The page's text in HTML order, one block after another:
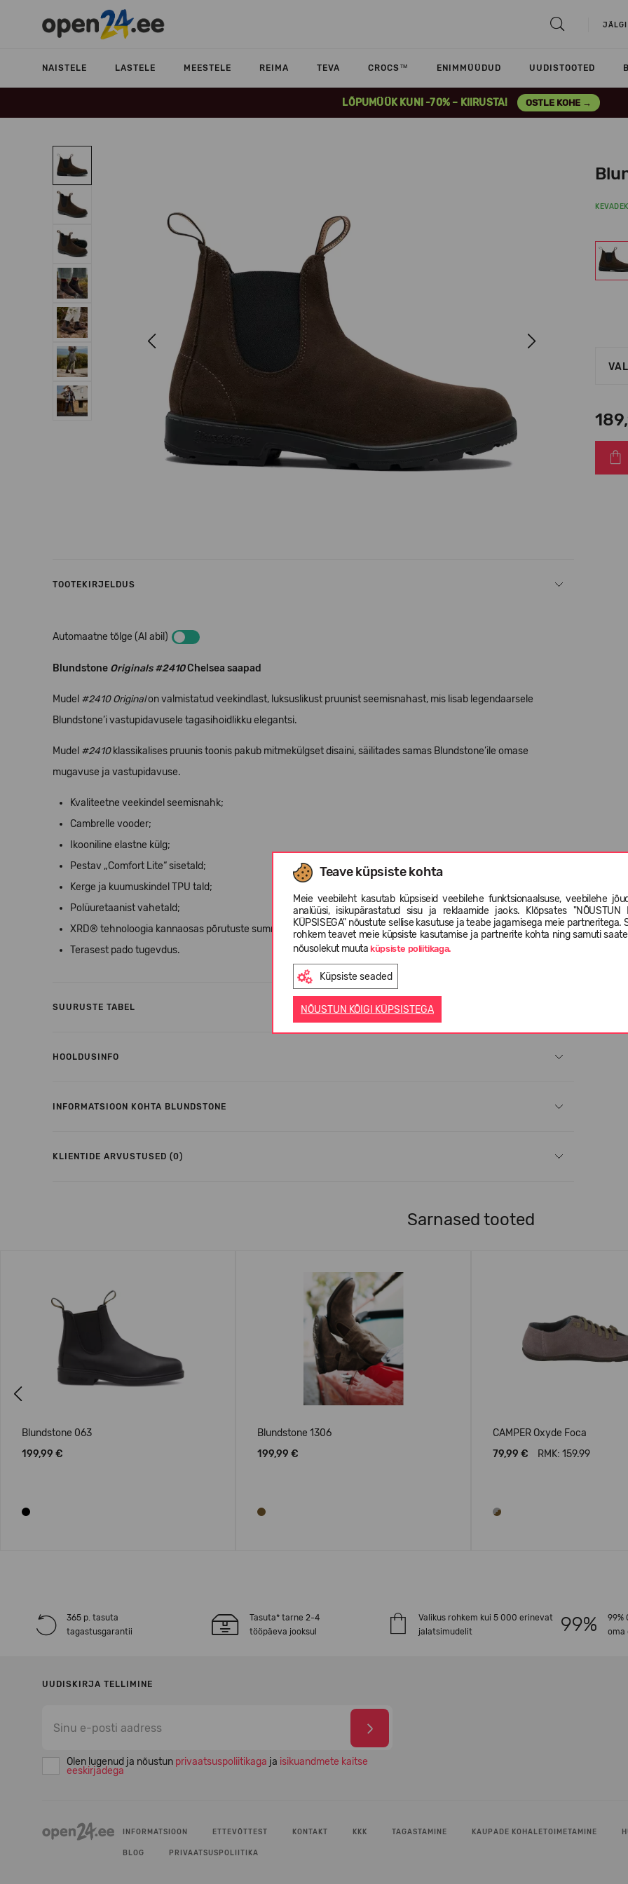
JÄLGI
NAISTELE LASTELE MEESTELE REIMA TEVA CROCS™ ENIMMÜÜDUD UUDISTOOTED
LÕPUMÜÜK KUNI -70% – KIIRUSTA! OSTLE KOHE →
Teave küpsiste kohta
Meie veebileht kasutab küpsiseid veebilehe funktsionaalsuse, veebilehe
analüüsi, isikupärastatud sisu ja reklaamide jaoks. Klõpsates "NÕUSTUN
KÜPSISEGA" nõustute sellise kasutuse ja teabe jagamisega meie partneritega.
rohkem teavet meie küpsiste kasutamise ja partnerite kohta ning samuti
nõusolekut muutaküpsiste poliitikaga.
Küpsiste seaded
NÕUSTUN KÕIGI KÜPSISTEGA
Previous Next
TOOTEKIRJELDUS
Automaatne tõlge (AI abil)
Blundstone Originals #2410Chelsea saapad
Mudel #2410 Originalon valmistatud veekindlast, luksuslikust pruunist seemisnahast, mis lisab legendaarsele
Blundstone’i vastupidavusele tagasihoidlikku elegantsi.
Mudel #2410klassikalises pruunis toonis pakub mitmekülgset disaini, säilitades samas Blundstone’ile omase
mugavuse ja vastupidavuse.
Kvaliteetne veekindel seemisnahk;
Cambrelle vooder;
Ikooniline elastne külg;
Pestav „Comfort Lite“ sisetald;
Kerge ja kuumuskindel TPU tald;
Polüuretaanist vahetald;
XRD® tehnoloogia kannaosas põrutuste summutamiseks;
Terasest pado tugevdus.
SUURUSTE TABEL
HOOLDUSINFO
INFORMATSIOON KOHTA BLUNDSTONE
KLIENTIDE ARVUSTUSED (0)
Sarnased tooted
Blundstone 063
199,99 €
Blundstone 1306
199,99 €
CAMPER Oxyde Foca
79,99 €
RMK: 159.99
365 p. tasuta
tagastusgarantii
Tasuta* tarne 2-4
tööpäeva jooksul
Valikus rohkem kui 5 000 erinevat
jalatsimudelit
99%
oma
UUDISKIRJA TELLIMINE
Olen lugenud ja nõustun privaatsuspoliitikaga ja isikuandmete kaitse
eeskirjadega
INFORMATSIOON ETTEVÕTTEST KONTAKT KKK TAGASTAMINE KAUPADE KOHALETOIMETAMINE
BLOG PRIVAATSUSPOLIITIKA